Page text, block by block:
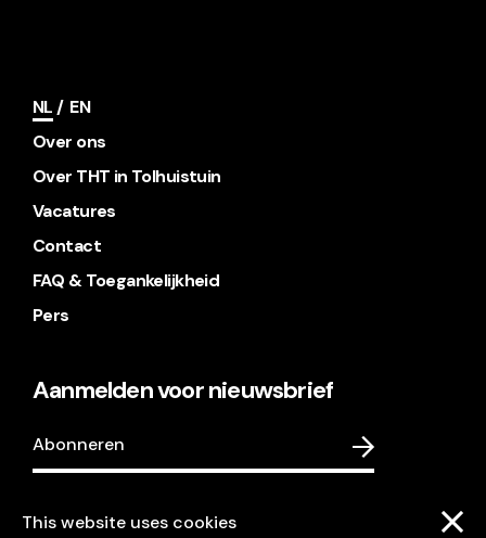
This website uses cookies
NL
EN
Over ons
Over THT in Tolhuistuin
Vacatures
Contact
FAQ & Toegankelijkheid
Pers
Aanmelden voor nieuwsbrief
Abonneren